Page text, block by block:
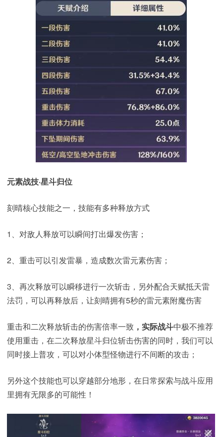
元素战技·星斗归位
刻晴核心技能之一，技能有多种释放方式
1、对敌人释放可以瞬间打出爆发伤害；
2、重击可以引发雷暴，造成数次雷元素伤害；
3、再次释放可以瞬移进行一次斩击，另外配合天赋抵天雷
法罚，可以再释放后，让刻晴拥有5秒的雷元素附魔伤害
重击和二次释放斩击的伤害倍率一致 ，实际战斗中极不推荐
使用重击，在二次释放星斗归位斩击伤害的同时，我们可以
同时接上普攻，可以对小体型怪物进行不间断的攻击；
另外这个技能也可以穿越部分地形，在日常探索与战斗应用
里拥有无限多的可能性！